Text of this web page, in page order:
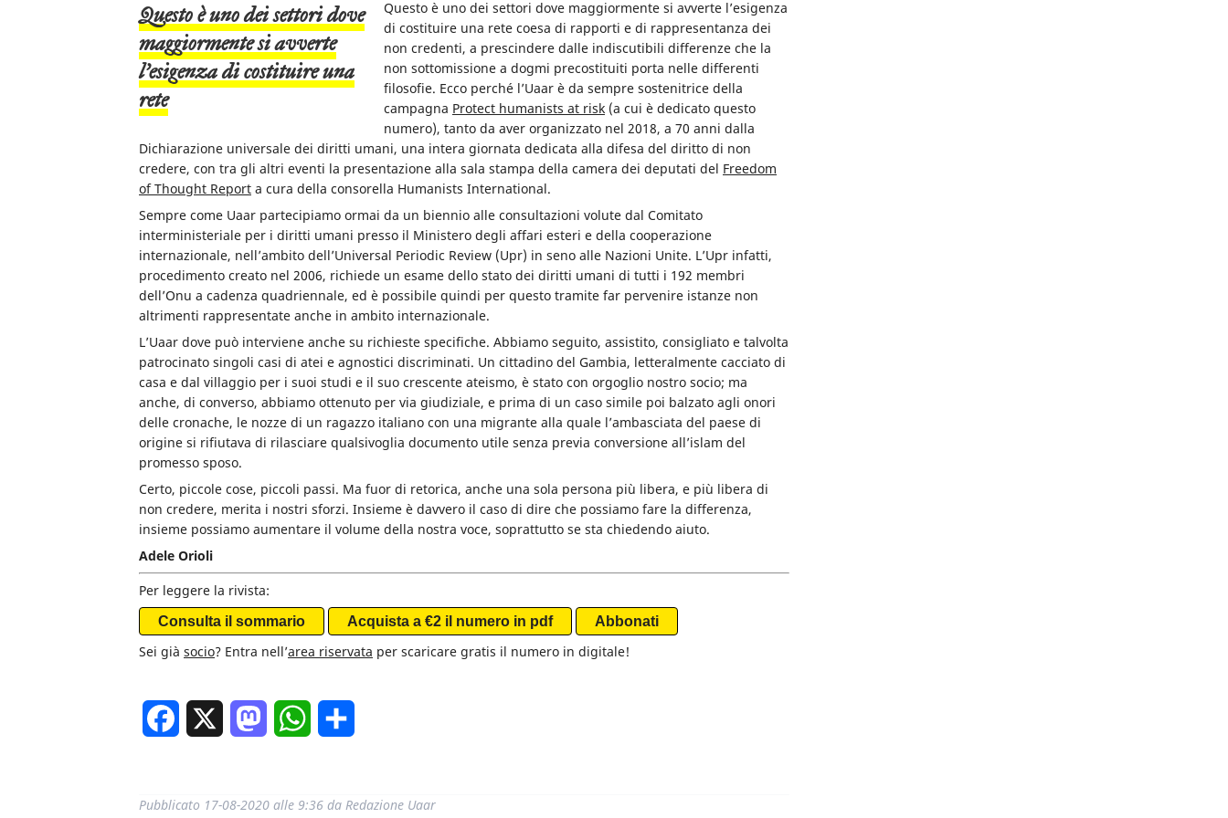
Questo è uno dei settori dove
maggiormente si avverte
l’esigenza di costituire una
rete
Questo è uno dei settori dove maggiormente si avverte l’esigenza
di costituire una retecoesa di rapporti e di rappresentanza dei
non credenti, a prescindere dalle indiscutibili differenze che la
non sottomissione a dogmi precostituiti porta nelle differenti
filosofie. Ecco perché l’Uaar è da sempre sostenitrice della
campagna Protect humanists at risk(a cui è dedicato questo
numero), tanto da aver organizzato nel 2018, a 70 anni dalla
Dichiarazione universale dei diritti umani, una intera giornata dedicata alla difesa del diritto di non
credere, con tra gli altri eventi la presentazione alla sala stampa della camera dei deputati del Freedom
of Thought Report a cura della consorella Humanists International.
Sempre come Uaar partecipiamo ormai da un biennio alle consultazioni volute dal Comitato
interministeriale per i diritti umani presso il Ministero degli affari esteri e della cooperazione
internazionale, nell’ambito dell’Universal Periodic Review (Upr) in seno alle Nazioni Unite. L’Upr infatti,
procedimento creato nel 2006, richiede un esame dello stato dei diritti umani di tutti i 192 membri
dell’Onu a cadenza quadriennale, ed è possibile quindi per questo tramite far pervenire istanze non
altrimenti rappresentate anche in ambito internazionale.
L’Uaar dove può interviene anche su richieste specifiche. Abbiamo seguito, assistito, consigliato e talvolta
patrocinato singoli casi di atei e agnostici discriminati. Un cittadino del Gambia, letteralmente cacciato di
casa e dal villaggio per i suoi studi e il suo crescente ateismo, è stato con orgoglio nostro socio; ma
anche, di converso, abbiamo ottenuto per via giudiziale, e prima di un caso simile poi balzato agli onori
delle cronache, le nozze di un ragazzo italiano con una migrante alla quale l’ambasciata del paese di
origine si rifiutava di rilasciare qualsivoglia documento utile senza previa conversione all’islam del
promesso sposo.
Certo, piccole cose, piccoli passi. Ma fuor di retorica, anche una sola persona più libera, e più libera di
non credere, merita i nostri sforzi. Insieme è davvero il caso di dire che possiamo fare la differenza,
insieme possiamo aumentare il volume della nostra voce, soprattutto se sta chiedendo aiuto.
Adele Orioli
Per leggere la rivista:
Consulta il sommario Acquista a €2 il numero in pdf Abbonati
Sei già socio? Entra nell’area riservata per scaricare gratis il numero in digitale!
Facebook MastodonWhatsApp
Pubblicato 17-08-2020 alle 9:36 da Redazione Uaar